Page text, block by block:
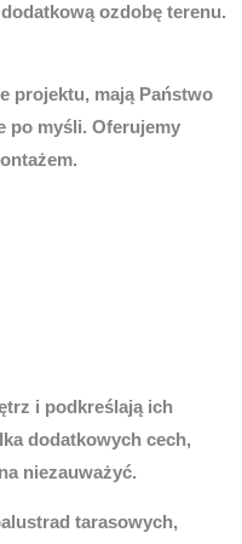
ozdobę terenu.
projektu, mają Państwo
po myśli. Oferujemy
i podkreślają ich
dodatkowych cech,
niezauważyć.
tarasowych,